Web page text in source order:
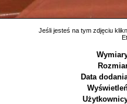
Jeśli jesteś na tym zdjęciu
Data